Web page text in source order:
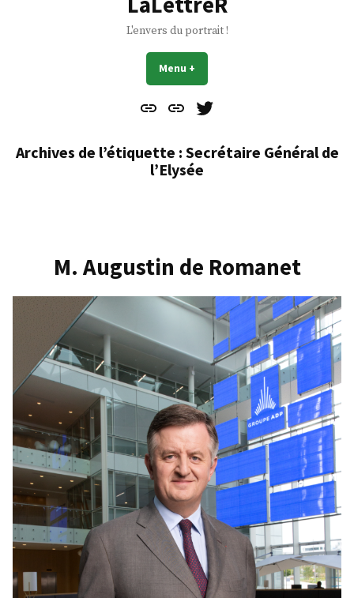
L'envers du portrait !
Menu +
Contact
À
Mes
Archives de l’étiquette : Secrétaire Général de
l’Elysée
M. Augustin de Romanet